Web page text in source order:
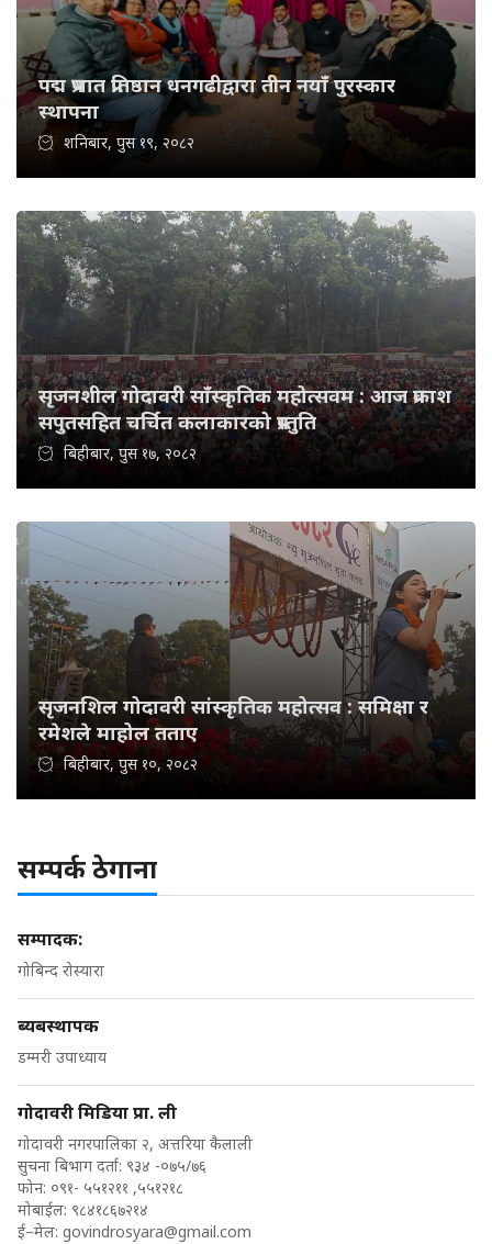
पद्म प्रभात प्रतिष्ठान धनगढीद्वारा तीन नयाँ पुरस्कार
स्थापना
शनिबार, पुस १९, २०८२
सृजनशील गोदावरी साँस्कृतिक महोत्सवम : आज प्रकाश
सपुतसहित चर्चित कलाकारको प्रस्तुति
बिहीबार, पुस १७, २०८२
सृजनशिल गोदावरी सांस्कृतिक महोत्सव : समिक्षा र
रमेशले माहोल तताए
बिहीबार, पुस १०, २०८२
सम्पर्क ठेगाना
सम्पादक:
गोबिन्द रोस्यारा
ब्यबस्थापक
डम्मरी उपाध्याय
गोदावरी मिडिया प्रा. ली
गोदावरी नगरपालिका २, अत्तरिया कैलाली
सुचना बिभाग दर्ता: ९३४ -०७५/७६
फोन: ०९१- ५५१२११ ,५५१२१८
मोबाईल: ९८४१८६७२१४
ई–मेल: govindrosyara@gmail.com